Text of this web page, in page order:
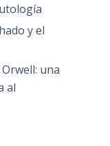
y el
una
al